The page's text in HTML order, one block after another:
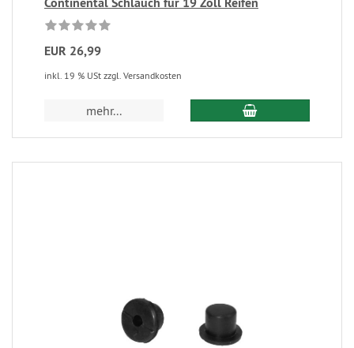
EUR 26,99
inkl. 19 % USt zzgl. Versandkosten
mehr...